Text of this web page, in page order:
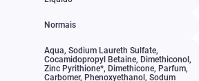
Normais
Aqua, Sodium Laureth Sulfate,
Cocamidopropyl Betaine, Dimethiconol ,
Zinc Pyrithione*, Dimethicone, Parfum,
Carbomer, Phenoxyethanol , Sodum